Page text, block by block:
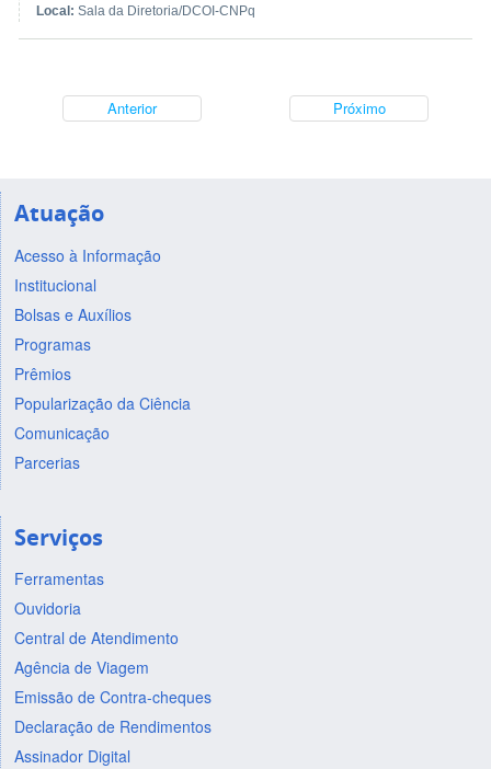
Local: Sala da Diretoria/DCOI-CNPq
Anterior Próximo
Atuação
Acesso à Informação
Institucional
Bolsas e Auxílios
Programas
Prêmios
Popularização da Ciência
Comunicação
Parcerias
Serviços
Ferramentas
Ouvidoria
Central de Atendimento
Agência de Viagem
Emissão de Contra-cheques
Declaração de Rendimentos
Assinador Digital